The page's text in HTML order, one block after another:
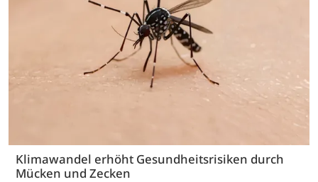
Klimawandel erhöht Gesundheitsrisiken durch
Mücken und Zecken